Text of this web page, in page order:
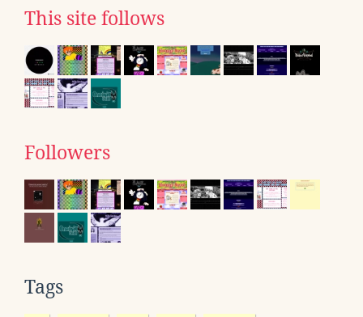
This site follows
Followers
Tags